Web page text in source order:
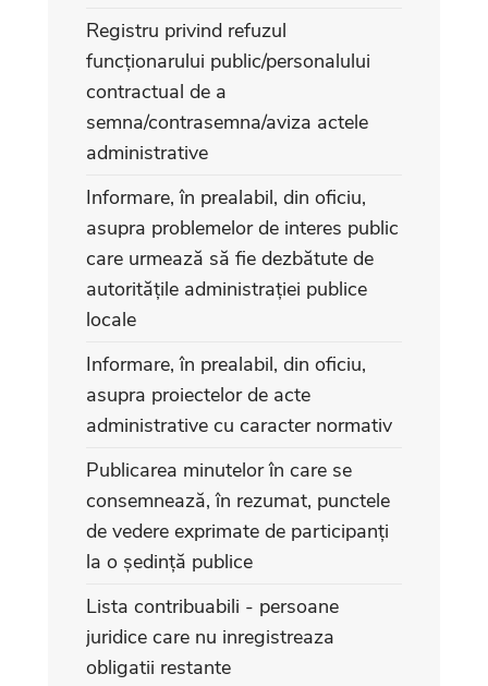
Registru privind refuzul
funcționarului public/personalului
contractual de a
semna/contrasemna/aviza actele
administrative
Informare, în prealabil, din oficiu,
asupra problemelor de interes public
care urmează să fie dezbătute de
autoritățile administrației publice
locale
Informare, în prealabil, din oficiu,
asupra proiectelor de acte
administrative cu caracter normativ
Publicarea minutelor în care se
consemnează, în rezumat, punctele
de vedere exprimate de participanți
la o ședință publice
Lista contribuabili - persoane
juridice care nu inregistreaza
obligatii restante